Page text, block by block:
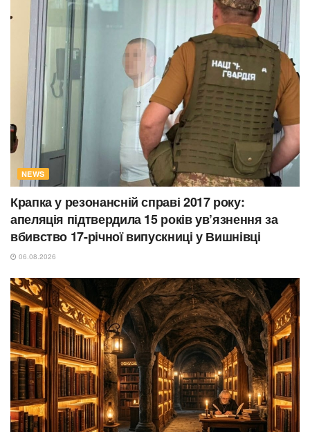
NEWS
Крапка у резонансній справі 2017 року:
апеляція підтвердила 15 років ув’язнення за
вбивство 17-річної випускниці у Вишнівці
06.08.2026